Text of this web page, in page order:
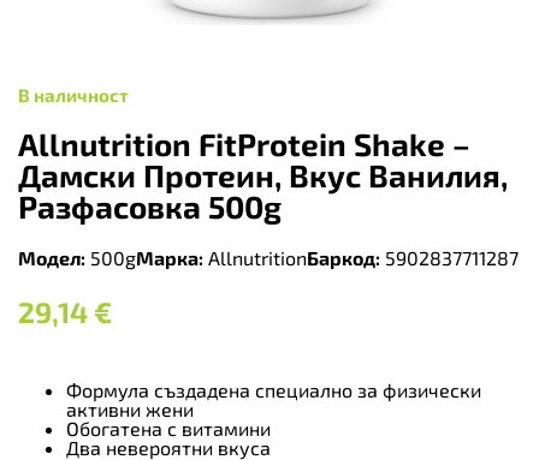
В наличност
Allnutrition FitProtein Shake –
Дамски Протеин, Вкус Ванилия,
Разфасовка 500g
Модел: 500gМарка: AllnutritionБаркод: 5902837711287
29,14 €
Формула създадена специално за физически
активни жени
Обогатена с витамини
Два невероятни вкуса